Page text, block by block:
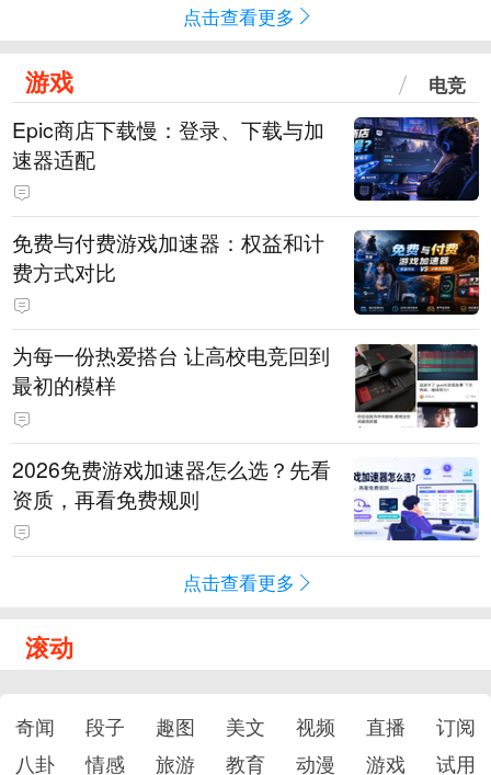
点击查看更多
游戏 电竞
Epic商店下载慢：登录、下载与加
速器适配
免费与付费游戏加速器：权益和计
费方式对比
为每一份热爱搭台 让高校电竞回到
最初的模样
2026免费游戏加速器怎么选？先看
资质，再看免费规则
点击查看更多
滚动
奇闻 段子 趣图 美文 视频 直播
订阅
八卦
情感 旅游 教育 动漫 游戏 试用